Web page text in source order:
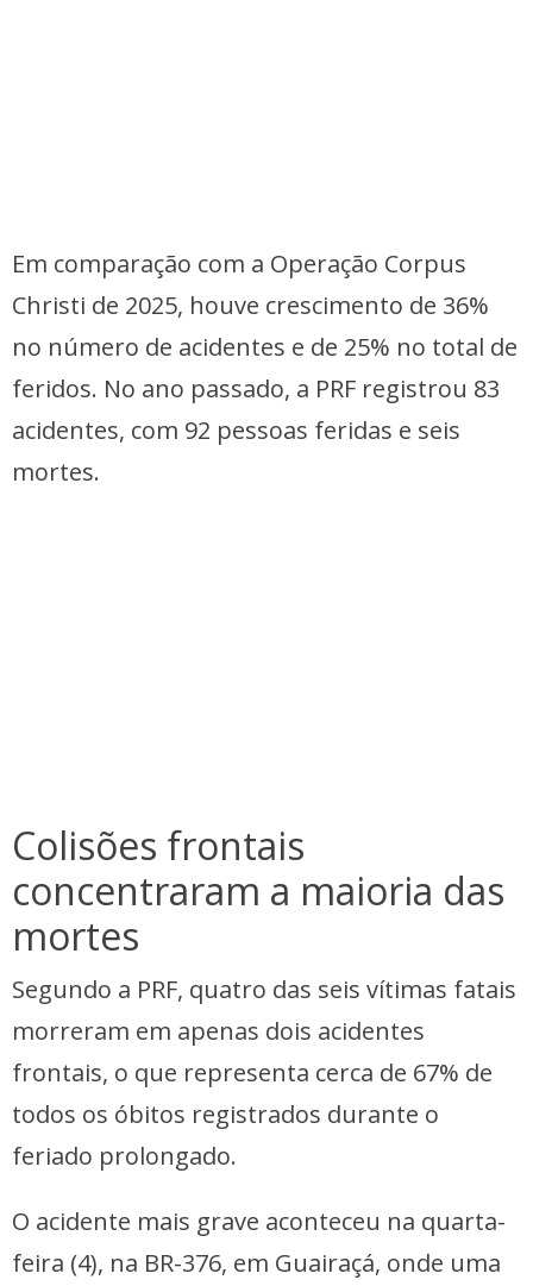
Em comparação com a Operação Corpus
Christi de 2025, houve crescimento de 36%
no número de acidentes e de 25% no total de
feridos. No ano passado, a PRF registrou 83
acidentes, com 92 pessoas feridas e seis
mortes.
Colisões frontais
concentraram a maioria das
mortes
Segundo a PRF, quatro das seis vítimas fatais
morreram em apenas dois acidentes
frontais, o que representa cerca de 67% de
todos os óbitos registrados durante o
feriado prolongado.
O acidente mais grave aconteceu na quarta-
feira (4), na BR-376, em Guairaçá, onde uma